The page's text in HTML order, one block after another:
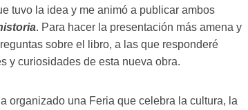
tuvo la idea y me animó a publicar ambos
. Para hacer la presentación más amena y
sobre el libro, a las que responderé
y curiosidades de esta nueva obra.
organizado una Feria que celebra la cultura, la